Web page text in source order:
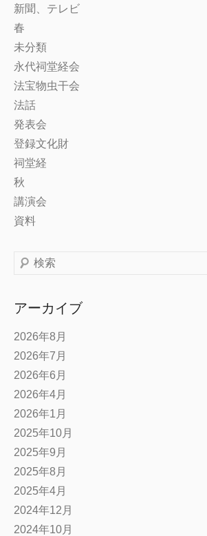
新聞、テレビ
春
未分類
永代祠堂経会
法宝物虫干会
法話
発表会
登録文化財
祠堂経
秋
講演会
資料
検
アーカイブ
2026年8月
2026年7月
2026年6月
2026年4月
2026年1月
2025年10月
2025年9月
2025年8月
2025年4月
2024年12月
2024年10月